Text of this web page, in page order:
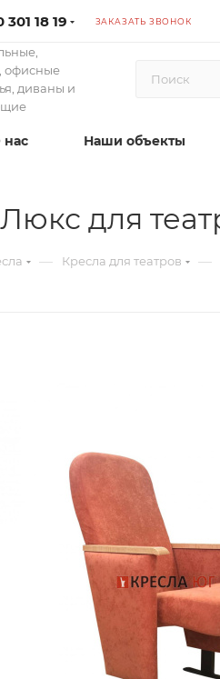
301 18 19 ЗАКАЗАТЬ ЗВОНОК
офисные
диваны и
Наши объекты
для
— Кресла для театров —